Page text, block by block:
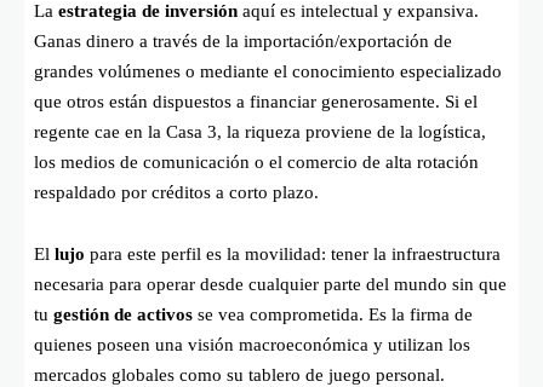
La estrategia de inversión aquí es intelectual y expansiva.
Ganas dinero a través de la importación/exportación de
grandes volúmenes o mediante el conocimiento especializado
que otros están dispuestos a financiar generosamente. Si el
regente cae en la Casa 3, la riqueza proviene de la logística,
los medios de comunicación o el comercio de alta rotación
respaldado por créditos a corto plazo.
El lujo para este perfil es la movilidad: tener la infraestructura
necesaria para operar desde cualquier parte del mundo sin que
tu gestión de activos se vea comprometida. Es la firma de
quienes poseen una visión macroeconómica y utilizan los
mercados globales como su tablero de juego personal.